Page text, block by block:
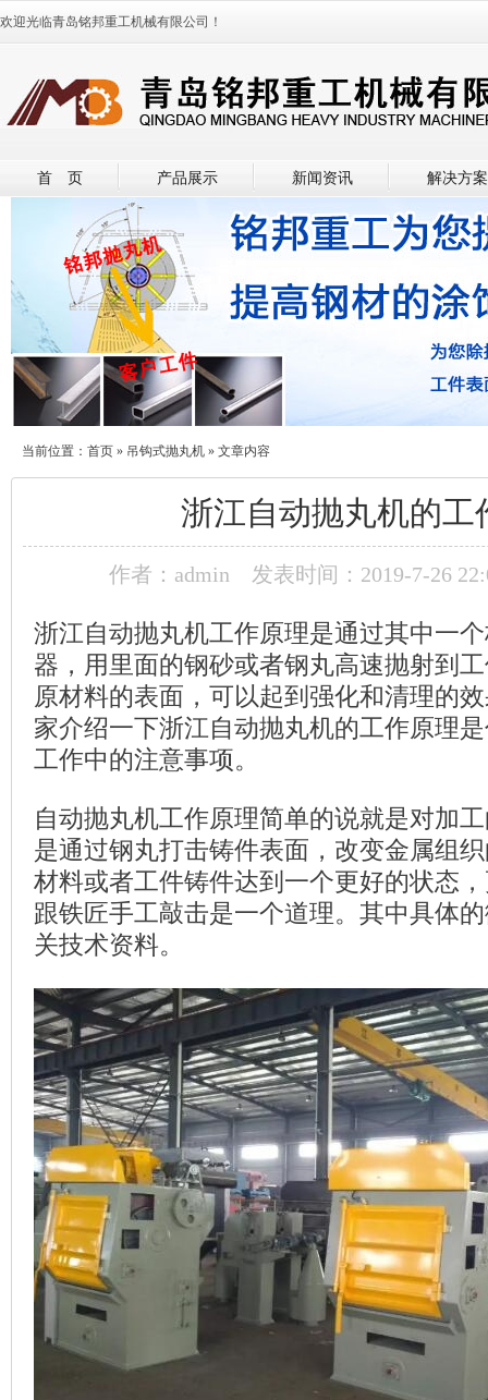
欢迎光临青岛铭邦重工机械有限公司！
首 页 产品展示 新闻资讯 解决方案
当前位置： 首页 » 吊钩式抛丸机 » 文章内容
浙江自动抛丸机的工
作者：admin 发表时间：2019-7-26
浙江自动抛丸机工作原理是通过其中一
器，用里面的钢砂或者钢丸高速抛射到
原材料的表面，可以起到强化和清理的
家介绍一下浙江自动抛丸机的工作原理
工作中的注意事项。
自动抛丸机工作原理简单的说就是对加
是通过钢丸打击铸件表面，改变金属组
材料或者工件铸件达到一个更好的状态
跟铁匠手工敲击是一个道理。其中具体
关技术资料。